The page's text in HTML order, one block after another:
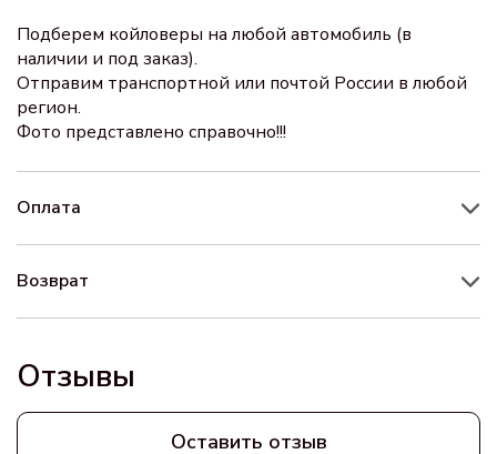
Подберем койловеры на любой автомобиль (в
наличии и под заказ).
Отправим транспортной или почтой России в любой
регион.
Фото представлено справочно!!!
Оплата
Возврат
Отзывы
Оставить отзыв